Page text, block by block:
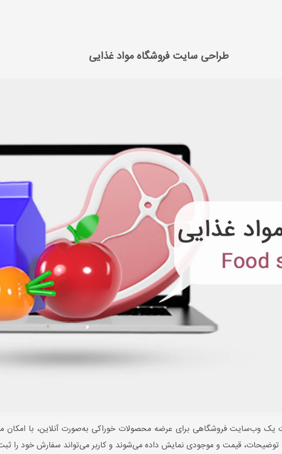
طراحی سایت فروشگاه مواد غذایی
وب‌سایت فروشگاهی برای عرضه محصولات خوراکی به‌صورت آنلاین، با امکان
قیمت و موجودی نمایش داده می‌شوند و کاربر می‌تواند سفارش خود را ثبت